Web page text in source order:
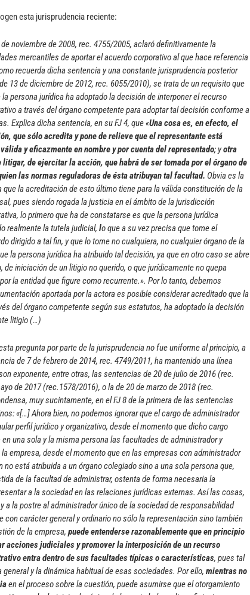
esta jurisprudencia reciente:
de noviembre de 2008, rec. 4755/2005, aclaró definitivamente la
mercantiles de aportar el acuerdo corporativo al que hace referencia
recuerda dicha sentencia y una constante jurisprudencia posterior
13 de diciembre de 2012, rec. 6055/2010), se trata de un requisito que
persona jurídica ha adoptado la decisión de interponer el recurso
a través del órgano competente para adoptar tal decisión conforme a
Explica dicha sentencia, en su FJ 4, que «Una cosa es, en efecto, el
que sólo acredita y pone de relieve que el representante está
y eficazmente en nombre y por cuenta del representado; yotra
de ejercitar la acción, que habrá de ser tomada por el órgano de
las normas reguladoras de ésta atribuyan tal facultad. Obvia es la
la acreditación de esto último tiene para la válida constitución de la
pues siendo rogada la justicia en el ámbito de la jurisdicción
lo primero que ha de constatarse es que la persona jurídica
realmente la tutela judicial, lo que a su vez precisa que tome el
dirigido a tal fin, y que lo tome no cualquiera, no cualquier órgano de la
la persona jurídica ha atribuido tal decisión, ya que en otro caso se abre
de iniciación de un litigio no querido, o que jurídicamente no quepa
la entidad que figure como recurrente.». Por lo tanto, debemos
aportada por la actora es posible considerar acreditado que la
del órgano competente según sus estatutos, ha adoptado la decisión
litigio (…)
pregunta por parte de la jurisprudencia no fue uniforme al principio, a
de 7 de febrero de 2014, rec. 4749/2011, ha mantenido una línea
exponente, entre otras, las sentencias de 20 de julio de 2016 (rec.
de 2017 (rec.1578/2016), o la de 20 de marzo de 2018 (rec.
muy sucintamente, en el FJ 8 de la primera de las sentencias
«[…] Ahora bien, no podemos ignorar que el cargo de administrador
perfil jurídico y organizativo, desde el momento que dicho cargo
una sola y la misma persona las facultades de administrador y
empresa, desde el momento que en las empresas con administrador
está atribuida a un órgano colegiado sino a una sola persona que,
de la facultad de administrar, ostenta de forma necesaria la
a la sociedad en las relaciones jurídicas externas. Así las cosas,
a la postre al administrador único de la sociedad de responsabilidad
con carácter general y ordinario no sólo la representación sino también
de la empresa, puede entenderse razonablemente que en principio
acciones judiciales y promover la interposición de un recurso
entra dentro de sus facultades típicas o características, pues tal
general y la dinámica habitual de esas sociedades. Por ello, mientras no
en el proceso sobre la cuestión, puede asumirse que el otorgamiento